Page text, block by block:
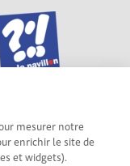
mesurer notre
enrichir le site de
et widgets).
Écrivez vos